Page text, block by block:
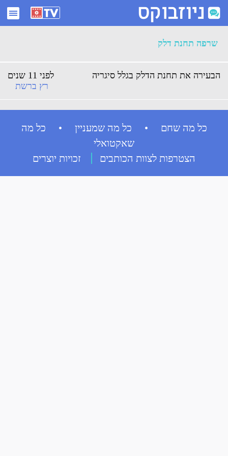
ארכיון שרפה תחנת דלק - ניוזבוקס
שרפה תחנת דלק
הבעירה את תחנת הדלק בגלל סיגריה
לפני 11 שנים
רץ ברשת
כל מה שחם • כל מה שמעניין • כל מה
שאקטואלי
הצטרפות לצוות הכותבים
זכויות יוצרים